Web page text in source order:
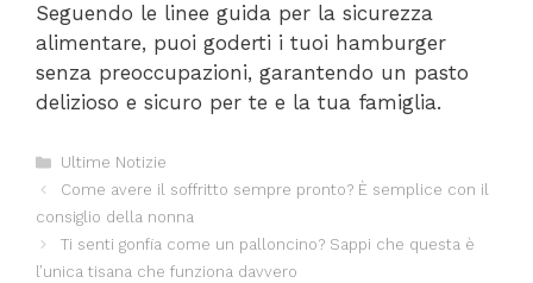
Seguendo le linee guida per la sicurezza
alimentare, puoi goderti i tuoi hamburger
senza preoccupazioni, garantendo un pasto
delizioso e sicuro per te e la tua famiglia.
Categorie
Ultime Notizie
Come avere il soffritto sempre pronto? È semplice con il
consiglio della nonna
Ti senti gonfia come un palloncino? Sappi che questa è
l’unica tisana che funziona davvero